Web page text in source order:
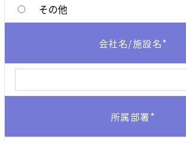
その他
会社名/施設名*
所属部署*